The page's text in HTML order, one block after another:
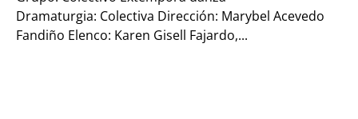
Dramaturgia: Colectiva Dirección: Marybel Acevedo
Fandiño Elenco: Karen Gisell Fajardo,...